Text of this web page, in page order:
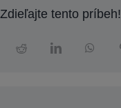
Zdieľajte tento príbeh!